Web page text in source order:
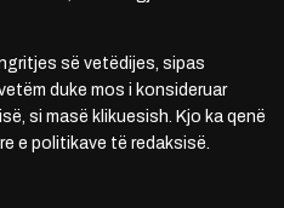
së vetëdijes, sipas
duke mos i konsideruar
si masë klikuesish. Kjo ka qenë
e politikave të redaksisë.